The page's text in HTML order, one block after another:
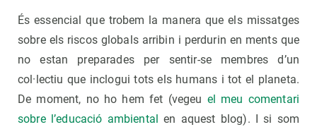
És essencial que trobem la manera que els missatges
sobre els riscos globals arribin i perdurin en ments que
no estan preparades per sentir-se membres d’un
col·lectiu que inclogui tots els humans i tot el planeta.
De moment, no ho hem fet (vegeu el meu comentari
sobre l’educació ambientalen aquest blog). I si som